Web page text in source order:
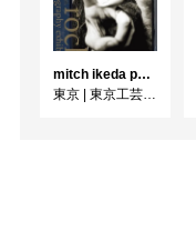
mitch ikeda photography exhibition「rocks」
東京
東京工芸大学 写大ギャラリー